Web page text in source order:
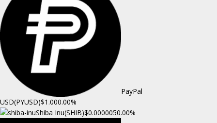
PayPal
USD(PYUSD)$1.000.00%
Shiba Inu(SHIB)$0.0000050.00%